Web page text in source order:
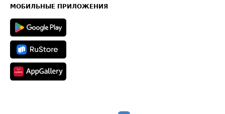
Техническая информация
МОБИЛЬНЫЕ ПРИЛОЖЕНИЯ